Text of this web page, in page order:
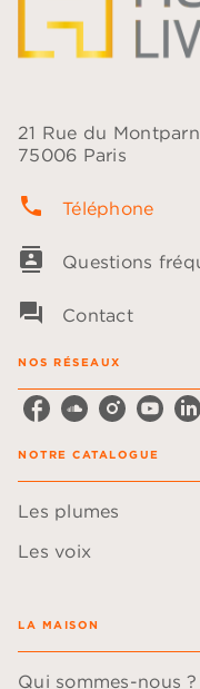
21 Rue du
75006 Paris
phone Téléphone
contacts Questions
question_answer Contact
NOS RÉSEAUX
NOTRE CATALOGUE
Les plumes
Les voix
LA MAISON
Qui sommes-nous ?